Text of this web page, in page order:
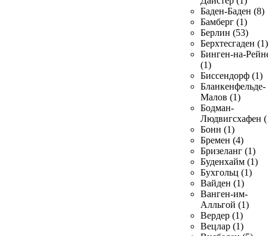
Баден-Баден (8)
Бамберг (1)
Берлин (53)
Берхтесгаден (1)
Бинген-на-
(1)
Биссендорф (1)
Бланкенфельде-
Малов (1)
Бодман-
Людвигсхафен
Бонн (1)
Бремен (4)
Бризеланг (1)
Буденхайм (1)
Бухгольц (1)
Вайден (1)
Ванген-им-
Алльгой (1)
Вердер (1)
Вецлар (1)